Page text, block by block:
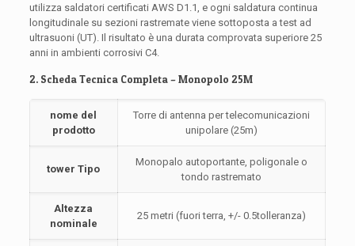
utilizza saldatori certificati AWS D1.1, e ogni saldatura continua
longitudinale su sezioni rastremate viene sottoposta a test ad
ultrasuoni (UT). Il risultato è una durata comprovata superiore 25
anni in ambienti corrosivi C4.
2. Scheda Tecnica Completa – Monopolo 25M
nome del
prodotto
Torre di antenna per telecomunicazioni
unipolare (25m)
tower Tipo
Monopalo autoportante, poligonale o
tondo rastremato
Altezza
nominale
25 metri (fuori terra, +/- 0.5tolleranza)